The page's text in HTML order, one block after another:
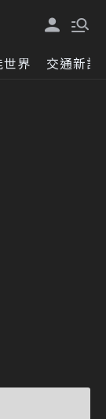
世界 交通新訊